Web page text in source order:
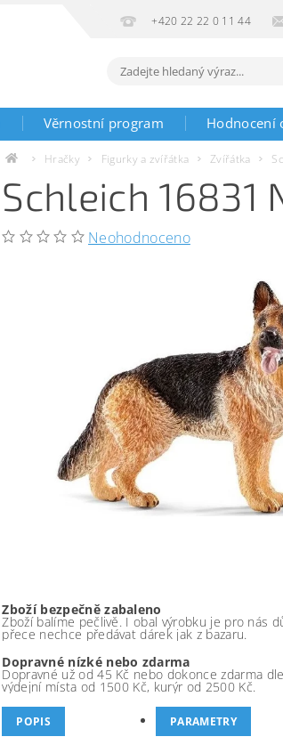
+420 22 22 0 11 44
Věrnostní program Hodnocení
Hračky Figurky a zvířátka Zvířátka
Schleich 16831
Neohodnoceno
Zboží bezpečně zabaleno
Zboží balíme pečlivě. I obal výrobku je pro nás
přece nechce předávat dárek jak z bazaru.
Dopravné nízké nebo zdarma
Dopravné už od 45 Kč nebo dokonce zdarma
výdejní místa od 1500 Kč, kurýr od 2500 Kč.
POPIS PARAMETRY